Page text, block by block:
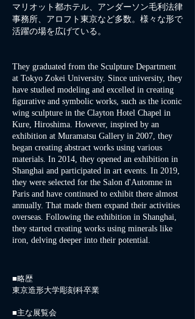
マリオット都ホテル、アンダーソン毛利法律
事務所、アロフト東京など多数。様々な形で
活躍の場を広げている。
They graduated from the Sculpture Department
at Tokyo Zokei University. Since university, they
have studied modeling and excelled in creating
ﬁgurative and symbolic works, such as the iconic
wing sculpture in the Clayton Hotel Chapel in
Kure, Hiroshima. However, inspired by an
exhibition at Muramatsu Gallery in 2007, they
began creating abstract works using various
materials. In 2014, they opened an exhibition in
Shanghai and participated in art events. In 2019,
they were selected for the Salon d'Automne in
Paris and have continued to exhibit there almost
annually. That made them expand their activities
overseas. Following the exhibition in Shanghai,
they started creating works using minerals like
iron, delving deeper into their potential.
■略歴
東京造形大学彫刻科卒業
■主な展覧会